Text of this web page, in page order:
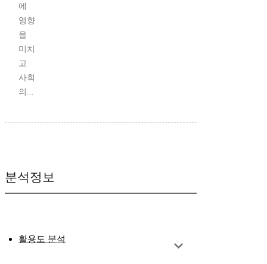
에
영향
을
미치
고
사회
의...
분석정보
활용도 분석